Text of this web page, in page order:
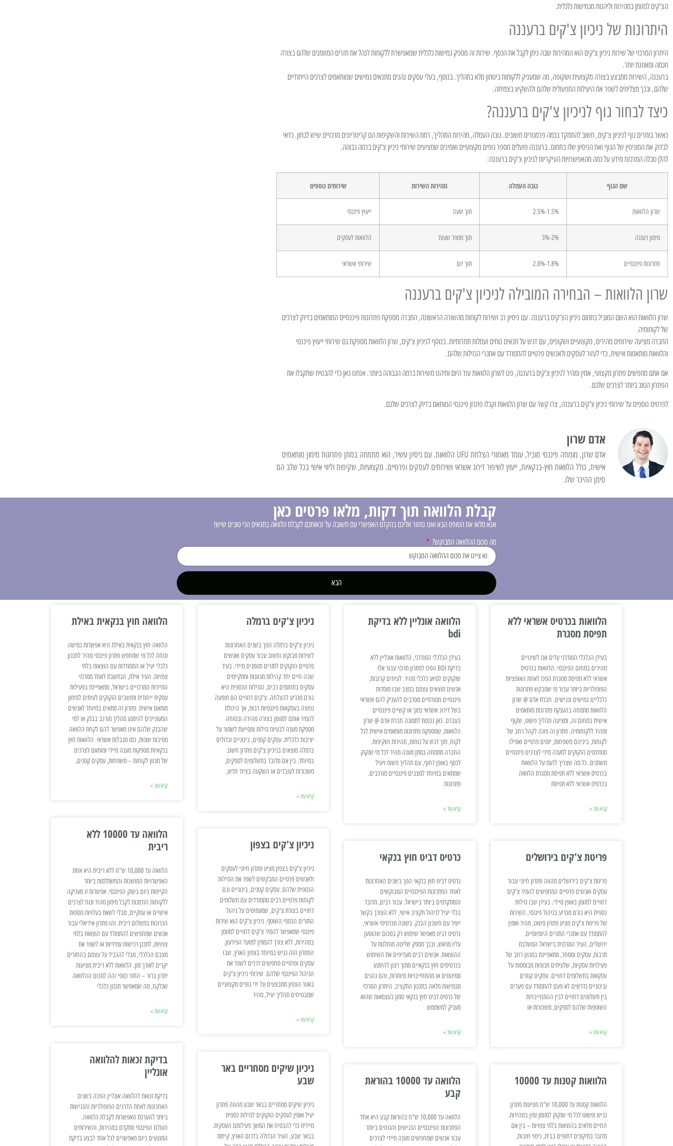
הצ'קים למזומן במהירות וליהנות מגמישות כלכלית.
היתרונות של ניכיון צ'קים ברעננה
היתרון המרכזי של שירות ניכיון צ'קים הוא המהירות שבה ניתן לקבל את הכסף. שירות זה מספק גמישות כלכלית שמאפשרת ללקוחות לנהל את תזרים המזומנים שלהם בצורה
חכמה ומאוזנת יותר.
ברעננה, השירות מתבצע בצורה מקצועית ושקופה, מה שמעניק ללקוחות ביטחון מלא בתהליך. בנוסף, בעלי עסקים נהנים מתנאים גמישים שמותאמים לצרכים הייחודיים
שלהם, ובכך מצליחים לשפר את היעילות התפעולית שלהם ולהשקיע בצמיחה.
כיצד לבחור גוף לניכיון צ'קים ברעננה?
כאשר בוחרים גוף לניכיון צ'קים, חשוב להתמקד בכמה פרמטרים חשובים. גובה העמלה, מהירות התהליך, רמת השירות והשקיפות הם קריטריונים מרכזיים שיש לבחון. כדאי
לבדוק את המוניטין של הגוף ואת הניסיון שלו בתחום. ברעננה פועלים מספר גופים מקצועיים ואמינים שמציעים שירותי ניכיון צ'קים ברמה גבוהה.
להלן טבלה המרכזת מידע על כמה מהאפשרויות העיקריות לניכיון צ'קים ברעננה:
שם הגוף גובה העמלה מהירות השירות שירותים נוספים
שרון הלוואות 1.5%-2.5% תוך שעה ייעוץ פיננסי
מימון רעננה 2%-3% תוך מספר שעות הלוואות לעסקים
פתרונות פיננסיים 1.8%-2.8% תוך יום שירותי אשראי
שרון הלוואות – הבחירה המובילה לניכיון צ'קים ברעננה
שרון הלוואות הוא השם המוביל בתחום ניכיון הצ'קים ברעננה. עם ניסיון רב ושירות לקוחות מהשורה הראשונה, החברה מספקת פתרונות פיננסיים המותאמים בדיוק לצרכים
של לקוחותיה.
החברה מציעה שירותים מהירים, מקצועיים ושקופים, עם דגש על תנאים נוחים ועמלות תחרותיות. בנוסף לניכיון צ'קים, שרון הלוואות מספקת גם שירותי ייעוץ פיננסי
והלוואות מותאמות אישית, כדי לעזור לעסקים ולאנשים פרטיים להתמודד עם אתגרי הנזילות שלהם.
אם אתם מחפשים פתרון מקצועי, אמין ומהיר לניכיון צ'קים ברעננה, פנו לשרון הלוואות עוד היום ותיהנו משירות ברמה הגבוהה ביותר. אנחנו כאן כדי להבטיח שתקבלו את
הפתרון הטוב ביותר לצרכים שלכם.
לפרטים נוספים על שירותי ניכיון צ'קים ברעננה, צרו קשר עם שרון הלוואות וקבלו פתרון פיננסי המותאם בדיוק לצרכים שלכם.
אדם שרון
אדם שרון, מומחה פיננסי מוביל, עומד מאחורי הצלחת UFU הלוואות. עם ניסיון עשיר, הוא מתמחה במתן פתרונות מימון מותאמים
אישית, כולל הלוואות חוץ-בנקאיות, ייעוץ לשיפור דירוג אשראי ושירותים לעסקים ופרטיים. מקצועיות, שקיפות וליווי אישי בכל שלב הם
סימן ההיכר שלו.
קבלת הלוואה תוך דקות, מלאו פרטים כאן
אנא מלאו את הטופס הבא ואנו נחזור אליכם בהקדם האפשרי עם תשובה על זכאותכם לקבלת הלוואה בתנאים הכי טובים שיש!
מה סכום ההלוואה המבוקש?
הבא
הלוואות בכרטיס אשראי ללא
תפיסת מסגרת
בעידן הכלכלי המודרני עדים אנו לשינויים
מהירים בתחום הפיננסי. הלוואות בכרטיס
אשראי ללא תפיסת מסגרת הפכו לאחת האופציות
הפופולריות ביותר עבור מי שמבקש פתרונות
כלכליים גמישים ונגישים. חברת אדם @ שרון
הלוואות מתמחה בהענקת פתרונות מותאמים
אישית בתחום זה, ומציעה תהליך פשוט, שקוף
ומהיר ללקוחותיה. פתרון זה פונה לקהל רחב של
לקוחות, ביניהם משפחות, יזמים פרטיים ואפילו
סטודנטים הזקוקים למענה מידי לצרכים פיננסיים
משתנים. כל מה שצריך לדעת על הלוואות
בכרטיס אשראי ללא תפיסת מסגרת הלוואה
בכרטיס אשראי ללא תפיסת
קרא עוד »
הלוואה אונליין ללא בדיקת
bdi
בעידן הכלכלי המודרני, הלוואות אונליין ללא
בדיקת BDI הפכו לפתרון מרכזי עבור אלו
שזקוקים לסיוע כלכלי מהיר. לעיתים קרובות,
אנשים מוצאים עצמם במצב שבו מוסדות
פיננסיים מסורתיים מסרבים להעניק להם אשראי
בשל דירוג אשראי נמוך או קשיים פיננסיים
בעברם. כאן נכנסת לתמונה חברת אדם @ שרון
הלוואות, שמספקת פתרונות מותאמים אישית לכל
לקוח, תוך דגש על נוחות, מהירות ושקיפות.
החברה מתמחה במתן מענה מהיר לכל מי שזקוק
לכסף באופן דחוף, עם תהליך פשוט ויעיל
שמתאים במיוחד למצבים פיננסיים מורכבים.
פתרונות
קרא עוד »
ניכיון צ'קים ברמלה
ניכיון צ'קים ברמלה הפך בשנים האחרונות
לשירות מבוקש וחשוב עבור עסקים ואנשים
פרטיים הזקוקים לתזרים מזומנים מיידי. בעיר
שבה חיים יחד קהילות מגוונות ומתקיימים
עסקים בתחומים רבים, הנזילות הכספית היא
גורם מכריע להצלחה. צ'קים דחויים הם תופעה
נפוצה בעסקאות פיננסיות רבות, אך היכולת
להמיר אותם למזומן בצורה מהירה ובטוחה
מספקת מענה לבעיות נזילות ומסייעת לשמור על
יציבות כלכלית. עסקים קטנים, בינוניים וגדולים
ברמלה מוצאים בניכיון צ'קים פתרון חשוב
במיוחד. בין אם מדובר בתשלומים לספקים,
משכורות לעובדים או השקעה בציוד חדש,
קרא עוד »
הלוואה חוץ בנקאית באילת
הלוואה חוץ בנקאית באילת היא אפשרות גמישה
ונוחה לכל מי שמחפש פתרון פיננסי מהיר לתכנון
כלכלי יעיל או התמודדות עם הוצאות בלתי
צפויות. העיר אילת, הנחשבת לאחד ממרכזי
התיירות המרכזיים בישראל, מתאפיינת בפעילות
עסקית ייחודית ותושבים הזקוקים לעיתים למימון
מותאם אישית. פתרון זה מתאים במיוחד לאנשים
המעוניינים להימנע מהליך מורכב בבנק או למי
שהבנק שלהם אינו מאפשר להם לקחת הלוואה
מסיבות שונות, כמו מגבלות אשראי. הלוואות חוץ
בנקאיות מספקות מענה מיידי ומותאם לצרכים
של מגוון לקוחות – משפחות, עסקים קטנים,
קרא עוד »
פריטת צ'קים בירושלים
פריטת צ'קים בירושלים מהווה פתרון חיוני עבור
עסקים ואנשים פרטיים המחפשים להמיר צ'קים
דחויים למזומן באופן מיידי. בעידן שבו נזילות
כספית היא גורם מכריע בניהול פיננסי, השירות
של פריטת צ'קים מציע פתרון פשוט, מהיר ואמין
להתמודד עם אתגרי התזרים היומיומיים.
ירושלים, העיר המרכזית בישראל המשלבת
תרבות, עסקים ומסחר, מתאפיינת במגוון רחב של
פעילויות עסקיות, שלעיתים תכופות מבוססות על
עסקאות בתשלומים דחויים. עסקים קטנים
ובינוניים נדרשים לא פעם להתמודד עם פערים
בין תשלומים דחויים לבין ההתחייבויות
השוטפות שלהם לספקים, משכורות או
קרא עוד »
כרטיס דביט חוץ בנקאי
כרטיס דביט חוץ בנקאי הפך בשנים האחרונות
לאחד הפתרונות הפיננסיים המבוקשים
והמתקדמים ביותר בישראל. עבור רבים, מדובר
בכלי יעיל לניהול תקציב אישי, ללא הצורך בקשר
ישיר עם חשבון הבנק. בשונה מכרטיסי אשראי,
כרטיס דביט מאפשר שימוש רק בסכום שהוטען
עליו מראש, ובכך מספק שליטה מוחלטת על
ההוצאות. אנשים רבים מעדיפים את השימוש
בכרטיסים חוץ בנקאיים מתוך רצון להימנע
ממינוסים או מהתחייבויות מיותרות, והם נהנים
מגמישות מלאה בתכנון התקציב. היתרון המרכזי
של כרטיס דביט חוץ בנקאי טמון בעצמאות שהוא
מעניק למשתמש.
קרא עוד »
ניכיון צ'קים בצפון
ניכיון צ'קים בצפון מציע פתרון חיוני לעסקים
ולאנשים פרטיים המבקשים לשפר את הנזילות
הכספית שלהם. עסקים קטנים, בינוניים וגם
לקוחות פרטיים רבים מתמודדים עם תשלומים
דחויים בצורת צ'קים, שמעמיסים על ניהול
התזרים הכספי השוטף. ניכיון צ'קים הוא שירות
פיננסי שמאפשר להמיר צ'קים דחויים למזומן
במהירות, ללא צורך להמתין למועד הפירעון.
הפתרון הזה נגיש במיוחד בצפון הארץ, שבו
עסקים ופרטיים מחפשים דרכים לשפר את
הניהול הפיננסי שלהם. שירותי ניכיון צ'קים
באזור הצפון מתבצעים על ידי גופים מקצועיים
שמבטיחים תהליך יעיל, מהיר
קרא עוד »
הלוואה עד 10000 ללא
ריבית
הלוואה עד 10,000 ש"ח ללא ריבית היא אחת
האפשרויות המושכות והמשתלמות ביותר
הקיימות כיום בשוק הפיננסי. אפשרות זו מעניקה
ללקוחות הזדמנות לקבל מימון מהיר ונוח לצרכים
אישיים או עסקיים, מבלי לשאת בעלויות נוספות
הכרוכות בתשלום ריבית. זהו פתרון אידיאלי עבור
אנשים שמחפשים להתמודד עם הוצאות בלתי
צפויות, לתכנן רכישות עתידיות או לשפר את
מצבם הכלכלי, מבלי להכביד על עצמם בהחזרים
יקרים לאורך זמן. הלוואות ללא ריבית מציעות
יתרון ברור – החזר כספי זהה לסכום ההלוואה
שנלקח, מה שמאפשר תכנון כלכלי
קרא עוד »
הלוואות קטנות עד 10000
הלוואות קטנות עד 10,000 ש"ח מציעות פתרון
נגיש ופשוט לכל מי שזקוק למזומן זמין במהירות.
החיים מלאים בהוצאות בלתי צפויות – בין אם
מדובר בתיקונים דחופים בבית, כיסוי חובות,
הלוואה עד 10000 בהוראת
קבע
הלוואה עד 10,000 ש"ח בהוראת קבע היא אחד
הפתרונות הפיננסיים הנגישים והנוחים ביותר
עבור אנשים שמחפשים מענה מיידי לצרכים
ניכיון שיקים מסחריים באר
שבע
ניכיון שיקים מסחריים בבאר שבע מהווה פתרון
יעיל ואמין לעסקים הזקוקים לנזילות כספית
מיידית כדי להבטיח את המשך פעילותם העסקית.
בבאר שבע, העיר הגדולה בדרום הארץ, קיימת
בדיקת זכאות להלוואה
אונליין
בדיקת זכאות להלוואה אונליין הפכה בשנים
האחרונות לאחת הדרכים הפופולריות והנגישות
ביותר להערכת האפשרות לקבלת הלוואה.
העולם הפיננסי מתקדם במהירות, והשירותים
המוצעים כיום מאפשרים לכל אחד לבצע בדיקת